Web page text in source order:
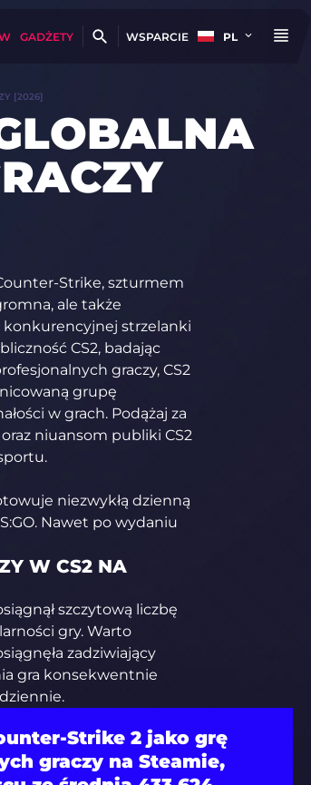
GADŻETY WSPARCIE PL
[2026]
Strike, szturmem
ale także
konkurencyjnej strzelanki
CS2, badając
graczy, CS2
grupę
w grach. Podążaj za
niuansom publiki CS2
niezwykłą dzienną
Nawet po wydaniu
W CS2 NA
szczytową liczbę
gry. Warto
zadziwiający
gra konsekwentnie
Strike 2 jako grę
graczy na Steamie,